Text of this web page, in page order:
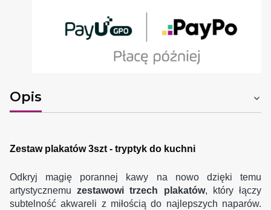
Opis
Zestaw plakatów 3szt - tryptyk do kuchni
Odkryj magię porannej kawy na nowo dzięki temu
artystycznemu zestawowi trzech plakatów, który łączy
subtelność akwareli z miłością do najlepszych naparów.